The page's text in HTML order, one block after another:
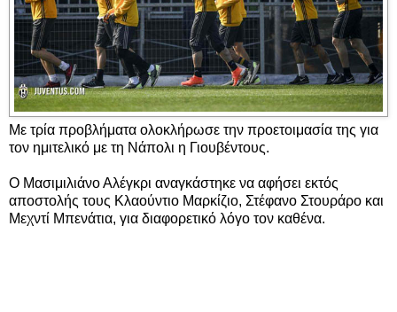
Με τρία προβλήματα ολοκλήρωσε την προετοιμασία της για
τον ημιτελικό με τη Νάπολι η Γιουβέντους.
Ο Μασιμιλιάνο Αλέγκρι αναγκάστηκε να αφήσει εκτός
αποστολής τους Κλαούντιο Μαρκίζιο, Στέφανο Στουράρο και
Μεχντί Μπενάτια, για διαφορετικό λόγο τον καθένα.